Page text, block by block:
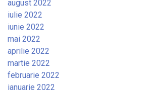
august 2022
iulie 2022
iunie 2022
mai 2022
aprilie 2022
martie 2022
februarie 2022
ianuarie 2022